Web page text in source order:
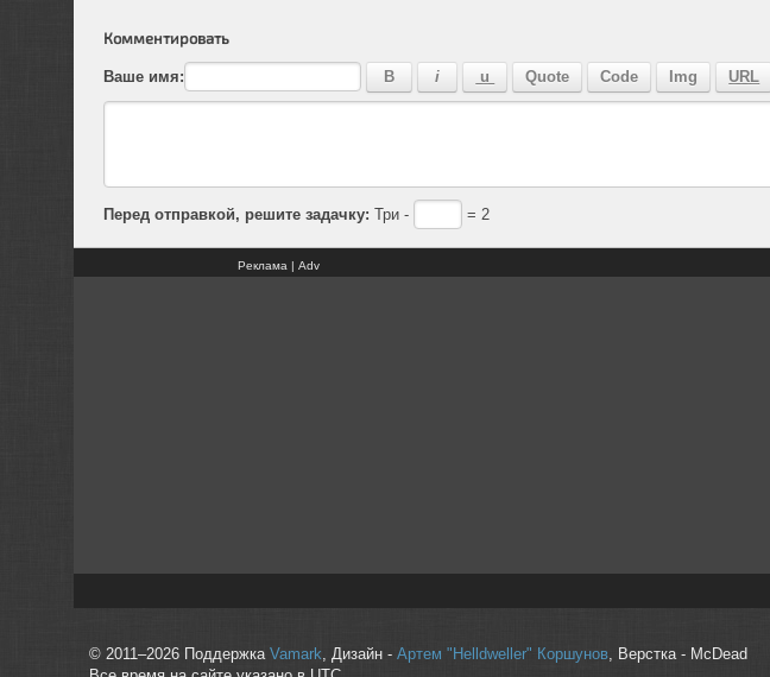
Комментировать
Ваше имя:
Перед отправкой, решите задачку: Три - = 2
Реклама | Adv
© 2011–2026 Поддержка Vamark , Дизайн - Артем "Helldweller" Коршунов, Верстка - McDead